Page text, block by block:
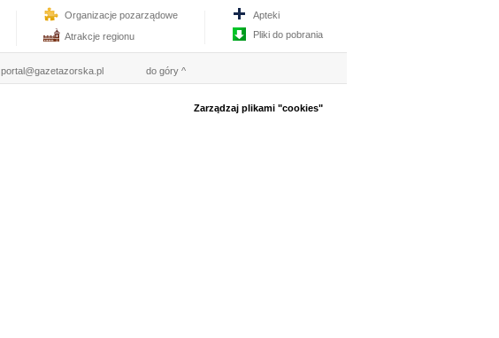
Organizacje pozarządowe
Atrakcje regionu
Apteki
Pliki do pobrania
portal@gazetazorska.pl do góry ^
Zarządzaj plikami "cookies"